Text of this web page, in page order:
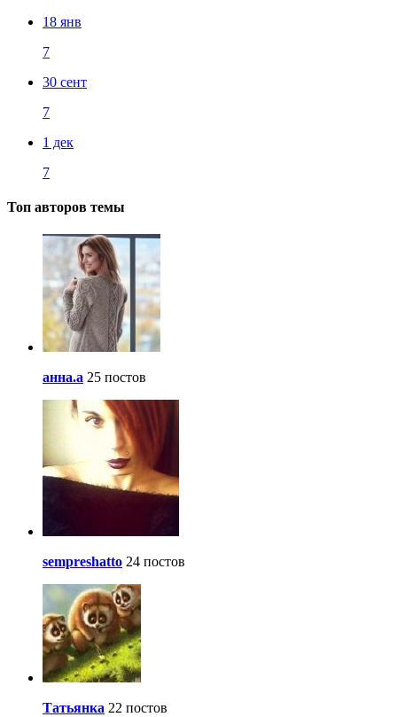
18 янв
7
30 сент
7
1 дек
7
Топ авторов темы
анна.a 25 постов
sempreshatto 24 постов
Татьянка 22 постов